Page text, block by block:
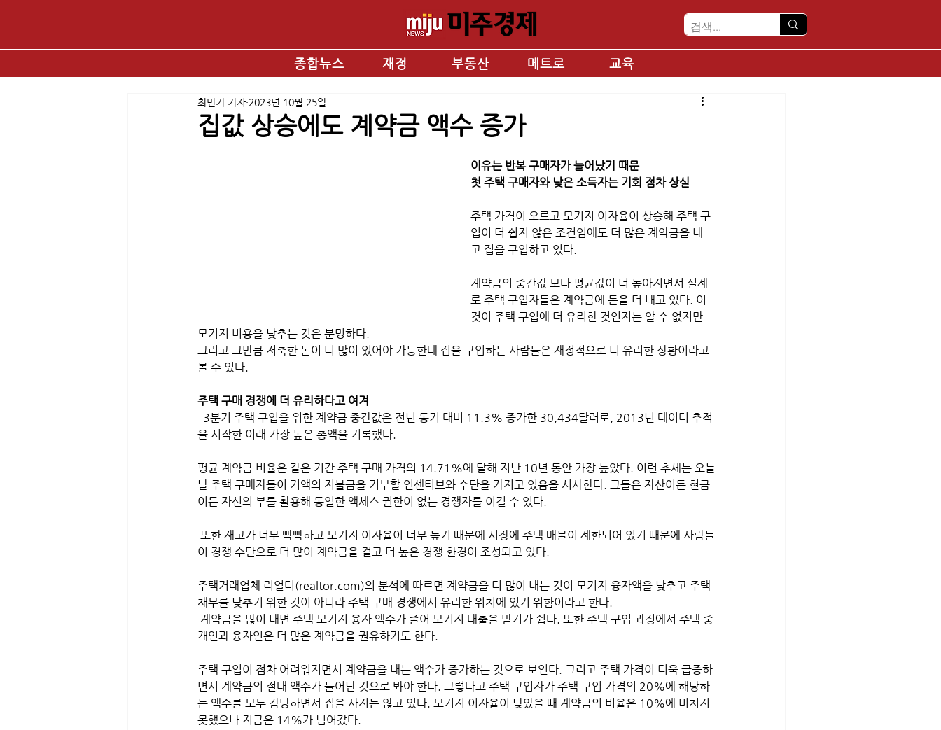
종합뉴스 재정 부동산 메트로 교육
집값 상승에도 계약금 액수 증가
최민기 기자 2023년 10월 25일
이유는 반복 구매자가 늘어났기 때문
첫 주택 구매자와 낮은 소득자는 기회 점차 상실
주택 가격이 오르고 모기지 이자율이 상승해 주택 구
입이 더 쉽지 않은 조건임에도 더 많은 계약금을 내
고 집을 구입하고 있다.
계약금의 중간값 보다 평균값이 더 높아지면서 실제
로 주택 구입자들은 계약금에 돈을 더 내고 있다. 이
것이 주택 구입에 더 유리한 것인지는 알 수 없지만
모기지 비용을 낮추는 것은 분명하다.
그리고 그만큼 저축한 돈이 더 많이 있어야 가능한데 집을 구입하는 사람들은 재정적으로 더 유리한 상황이라고
볼 수 있다.
주택 구매 경쟁에 더 유리하다고 여겨
을 시작한 이래 가장 높은 총액을 기록했다.
평균 계약금 비율은 같은 기간 주택 구매 가격의 14.71%에 달해 지난 10년 동안 가장 높았다. 이런 추세는 오늘
날 주택 구매자들이 거액의 지불금을 기부할 인센티브와 수단을 가지고 있음을 시사한다. 그들은 자산이든 현금
이든 자신의 부를 활용해 동일한 액세스 권한이 없는 경쟁자를 이길 수 있다.
이 경쟁 수단으로 더 많이 계약금을 걸고 더 높은 경쟁 환경이 조성되고 있다.
주택거래업체 리얼터(realtor.com)의 분석에 따르면 계약금을 더 많이 내는 것이 모기지 융자액을 낮추고 주택
채무를 낮추기 위한 것이 아니라 주택 구매 경쟁에서 유리한 위치에 있기 위함이라고 한다.
개인과 융자인은 더 많은 계약금을 권유하기도 한다.
주택 구입이 점차 어려워지면서 계약금을 내는 액수가 증가하는 것으로 보인다. 그리고 주택 가격이 더욱 급증하
면서 계약금의 절대 액수가 늘어난 것으로 봐야 한다. 그렇다고 주택 구입자가 주택 구입 가격의 20%에 해당하
는 액수를 모두 감당하면서 집을 사지는 않고 있다. 모기지 이자율이 낮았을 때 계약금의 비율은 10%에 미치지
못했으나 지금은 14%가 넘어갔다.